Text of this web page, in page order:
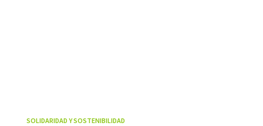
SOLIDARIDAD Y SOSTENIBILIDAD